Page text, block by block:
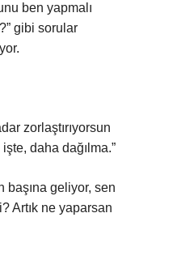
ben yapmalı
gibi sorular
zorlaştırıyorsun
daha dağılma.”
başına geliyor, sen
Artık ne yaparsan